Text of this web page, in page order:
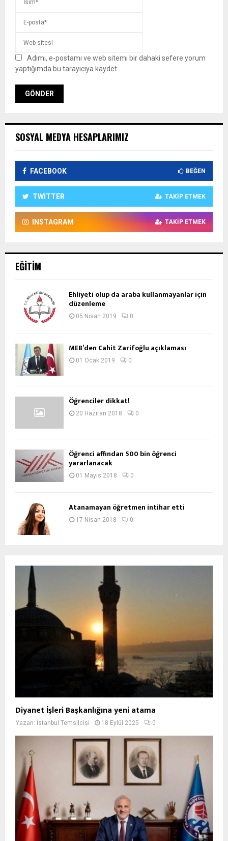
Adımı, e-postamı ve web sitemi bir dahaki sefere yorum
yaptığımda bu tarayıcıya kaydet.
SOSYAL MEDYA HESAPLARIMIZ
FACEBOOK BEĞEN
TWITTER TAKIP ETMEK
INSTAGRAM TAKIP ETMEK
EĞITIM
Ehliyeti olup da araba kullanmayanlar için
düzenleme
05 Nisan 2019 0
MEB’den Cahit Zarifoğlu açıklaması
01 Ocak 2019 0
Öğrenciler dikkat!
20 Haziran 2018 0
Öğrenci affından 500 bin öğrenci
yararlanacak
01 Mayıs 2018 0
Atanamayan öğretmen intihar etti
17 Nisan 2018 0
Diyanet İşleri Başkanlığına yeni atama
Yazan: İstanbul Temsilcisi 18 Eylül 2025 0